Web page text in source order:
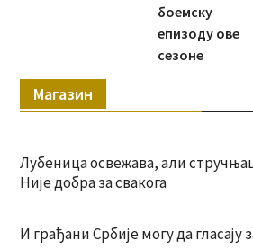
боемску
епизоду ове
сезоне
Магазин
Лубеница освежава, али
Није добра за свакога
И грађани Србије могу да гласају